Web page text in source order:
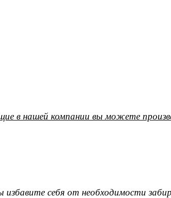
в нашей компании вы можете
избавите себя от необходимости